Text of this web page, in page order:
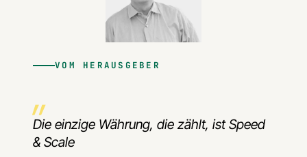
VOM HERAUSGEBER
Die einzige Währung, die zählt, ist Speed
& Scale